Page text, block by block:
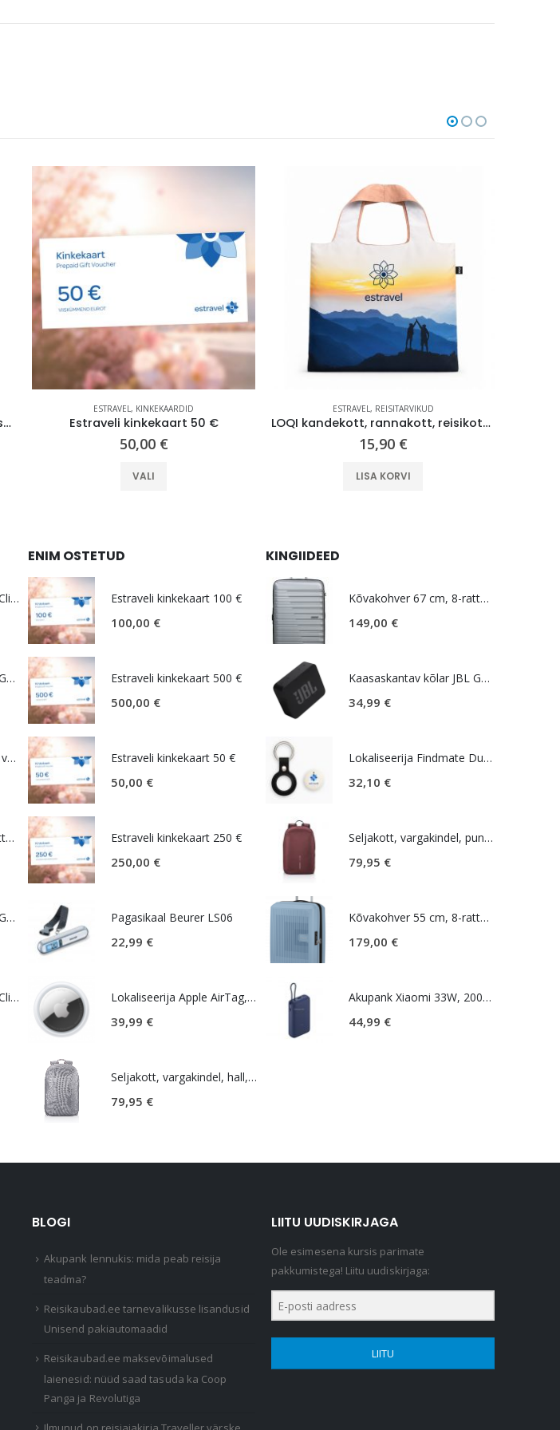
Kohvrikate, kõrgusele 70-79 cm, Estravel V2
ESTRAVEL, KINKEKAARDID
Estraveli kinkekaart 50 €
50,00 €
VALI
ESTRAVEL, REISITARVIKUD
LOQI kandekott, rannakott, reisikott, Estravel Mountain Bag
15,90 €
LISA KORVI
Kaasaskantav kõlar JBL Clip 5, IP67, valge
Kaasaskantav kõlar JBL GO 4, IP67, punane
Vihmavari kokkupandav, väike, must, Samsonite Rain Pro
Kõvakohver 67 cm, 8-rattaline, roosa (Soft Pink), laiendatav, TSA koodlukk, American Tourister Novastream
Kaasaskantav kõlar JBL GO Essential 2, IP67, must
Kaasaskantav kõlar JBL Clip 5, IP67, must
ENIM OSTETUD
Estraveli kinkekaart 100 €
100,00 €
Estraveli kinkekaart 500 €
500,00 €
Estraveli kinkekaart 50 €
50,00 €
Estraveli kinkekaart 250 €
250,00 €
Pagasikaal Beurer LS06
22,99 €
Lokaliseerija Apple AirTag, valge
39,99 €
Seljakott, vargakindel, hall, Bobby Soft
79,95 €
KINGIIDEED
Kõvakohver 67 cm, 8-rattaline, hall (Sky Silver), laiendatav, TSA koodlukk, American Tourister Flashline
149,00 €
Kaasaskantav kõlar JBL GO Essential 2, IP67, must
34,99 €
Lokaliseerija Findmate Dual, valge, Estravel
32,10 €
Seljakott, vargakindel, punane, Bobby Soft
79,95 €
Kõvakohver 55 cm, 8-rattaline, sinakashall (Soho Grey), laiendatav, TSA koodlukk, American Tourister AeroStep
179,00 €
Akupank Xiaomi 33W, 20000 mAh, integreeritud kaabel, sinine
44,99 €
BLOGI
Akupank lennukis: mida peab reisija
teadma?
Reisikaubad.ee tarnevalikusse lisandusid
Unisend pakiautomaadid
Reisikaubad.ee maksevõimalused
laienesid: nüüd saad tasuda ka Coop
Panga ja Revolutiga
LIITU UUDISKIRJAGA
Ole esimesena kursis parimate
pakkumistega! Liitu uudiskirjaga:
LIITU